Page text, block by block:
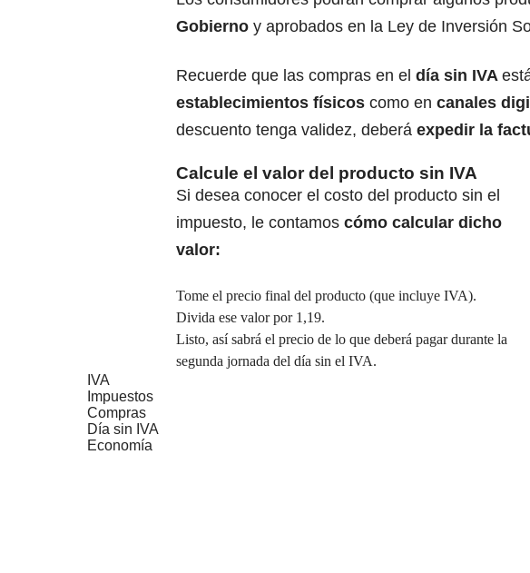
Gobierno y aprobados en la Ley de Inversión
Recuerde que las compras en el día sin IVA
establecimientos físicos como en canales
descuento tenga validez, deberá expedir la
Calcule el valor del producto sin IVA
Si desea conocer el costo del producto sin el
impuesto, le contamos cómo calcular dicho
valor:
Tome el precio final del producto (que incluye IVA).
Divida ese valor por 1,19.
Listo, así sabrá el precio de lo que deberá pagar durante la
segunda jornada del día sin el IVA.
IVA
Impuestos
Compras
Día sin IVA
Economía